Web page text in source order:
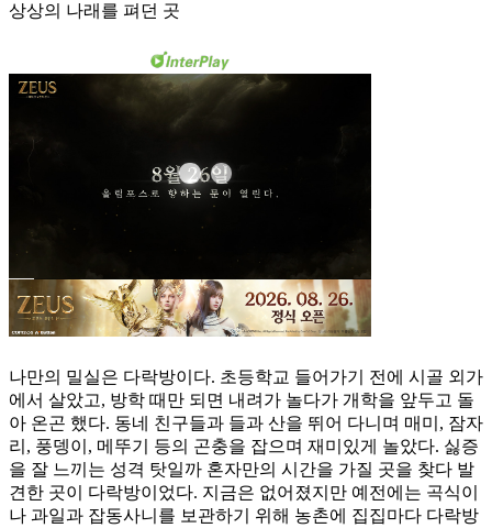
상상의 나래를 펴던 곳
나만의 밀실은 다락방이다. 초등학교 들어가기 전에 시골 외가
에서 살았고, 방학 때만 되면 내려가 놀다가 개학을 앞두고 돌
아 온곤 했다. 동네 친구들과 들과 산을 뛰어 다니며 매미, 잠자
리, 풍뎅이, 메뚜기 등의 곤충을 잡으며 재미있게 놀았다. 싫증
을 잘 느끼는 성격 탓일까 혼자만의 시간을 가질 곳을 찾다 발
견한 곳이 다락방이었다. 지금은 없어졌지만 예전에는 곡식이
나 과일과 잡동사니를 보관하기 위해 농촌에 집집마다 다락방